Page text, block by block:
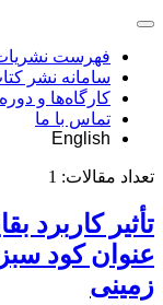
فهرست
سامانه نشر
کارگاه‌ها و
تماس با ما
English
تعداد مقالات: 1
تأثیر کاربرد
عنوان کود
‏زمینی